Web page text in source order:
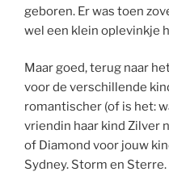
geboren. Er was toen
wel een klein oplevinkje
Maar goed, terug naar
voor de verschillende
romantischer (of is het:
vriendin haar kind Zilver
of Diamond voor jouw
Sydney. Storm en Sterre.